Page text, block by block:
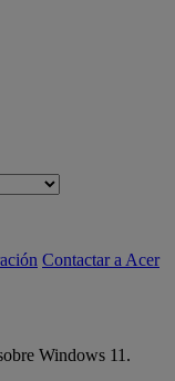
Contactar a Acer
Windows 11.